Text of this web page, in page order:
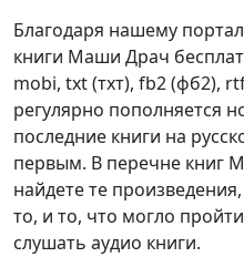
Благодаря нашему
книги Маши Драч
mobi, txt (тхт), fb2 (фб2),
регулярно пополняется
последние книги на
первым. В перечне книг
найдете те
то, и то, что могло
слушать аудио книги.